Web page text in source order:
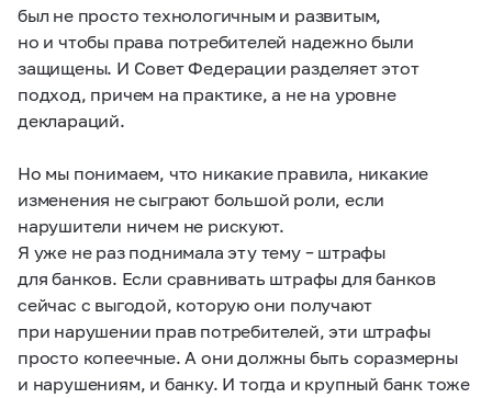
был не просто технологичным и развитым,
но и чтобы права потребителей надежно были
защищены. И Совет Федерации разделяет этот
подход, причем на практике, а не на уровне
деклараций.
Но мы понимаем, что никакие правила, никакие
изменения не сыграют большой роли, если
нарушители ничем не рискуют.
Я уже не раз поднимала эту тему – штрафы
для банков. Если сравнивать штрафы для банков
сейчас с выгодой, которую они получают
при нарушении прав потребителей, эти штрафы
просто копеечные. А они должны быть соразмерны
и нарушениям, и банку. И тогда и крупный банк тоже